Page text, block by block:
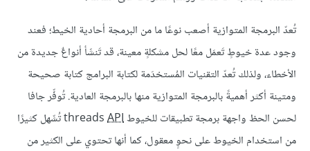
تُعدّ البرمجة المتوازية أصعب نوعًا ما من البرمجة أحادية الخيط؛ فعند
وجود عدة خيوطٍ تَعمَل معًا لحل مشكلةٍ معينة، قد تَنشَأ أنواعٌ جديدة من
الأخطاء، ولذلك تُعدّ التقنيات المُستخدَمة لكتابة البرامج كتابة صحيحة
ومتينة أكثر أهميةً بالبرمجة المتوازية منها بالبرمجة العادية. تُوفِّر جافا
لحسن الحظ واجهة برمجة تطبيقات للخيوط threadsAPI
تُسِّهل كثيرًا
من استخدام الخيوط على نحوٍ معقول، كما أنها تحتوي على الكثير من